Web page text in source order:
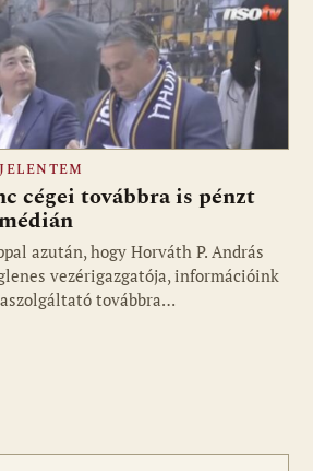
cégei továbbra is pénzt
azután, hogy Horváth P. András
vezérigazgatója, információink
továbbra…